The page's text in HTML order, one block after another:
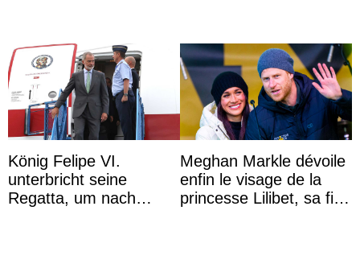
König Felipe VI.
unterbricht seine
Regatta, um nach
Meghan Markle dévoile
enfin le visage de la
princesse Lilibet, sa fille